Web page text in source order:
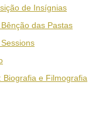
de Insígnias
das Pastas
Biografia e Filmografia